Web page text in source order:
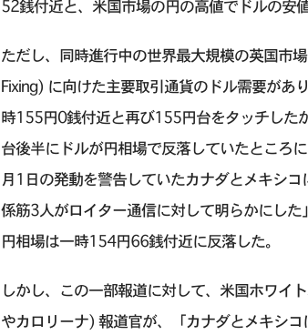
52銭付近と、米国市場の円の高値でドルの安
ただし、同時進行中の世界最大規模の英国市
Fixing) に向けた主要取引通貨のドル需要が
時155円0銭付近と再び155円台をタッチした
台後半にドルが円相場で反落していたところ
月1日の発動を警告していたカナダとメキシ
係筋3人がロイター通信に対して明らかにし
円相場は一時154円66銭付近に反落した。
しかし、この一部報道に対して、米国ホワイ
やカロリーナ) 報道官が、「カナダとメキシ